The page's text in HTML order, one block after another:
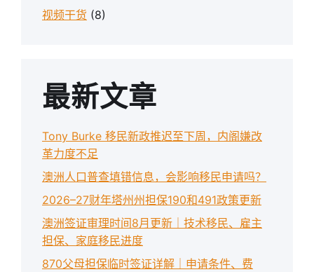
视频干货 (8)
最新文章
Tony Burke 移民新政推迟至下周，内阁嫌改
革力度不足
澳洲人口普查填错信息，会影响移民申请吗？
2026–27财年塔州州担保190和491政策更新
澳洲签证审理时间8月更新｜技术移民、雇主
担保、家庭移民进度
870父母担保临时签证详解｜申请条件、费